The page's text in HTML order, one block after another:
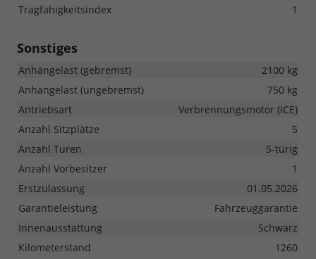
Tragfähigkeitsindex 1
Sonstiges
Anhängelast (gebremst)
2100 kg
Anhängelast (ungebremst)
750 kg
Antriebsart
Verbrennungsmotor (ICE)
Anzahl Sitzplätze
5
Anzahl Türen
5-türig
Anzahl Vorbesitzer
1
Erstzulassung
01.05.2026
Garantieleistung
Fahrzeuggarantie
Innenausstattung
Schwarz
Kilometerstand
1260